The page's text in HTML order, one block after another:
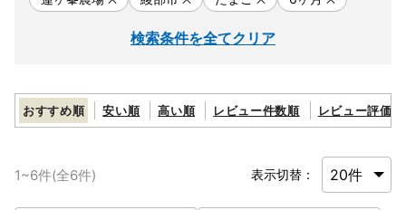
検索条件を全てクリア
おすすめ順 安い順 高い順 レビュー件数順 レビュー評価順
1~6件(全6件) 表示切替：